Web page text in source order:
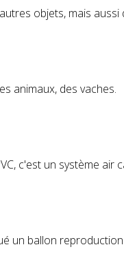
objets, mais aussi
animaux, des
c'est un système air
un ballon reproduction